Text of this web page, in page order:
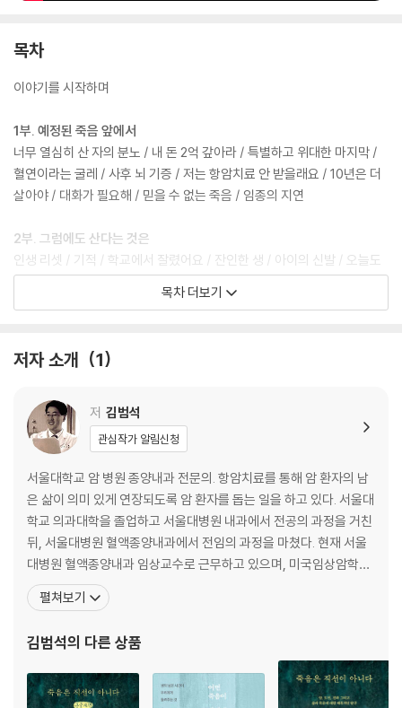
목차
이야기를 시작하며
1부. 예정된 죽음 앞에서
너무 열심히 산 자의 분노 / 내 돈 2억 갚아라 / 특별하고 위대한 마지막 /
혈연이라는 굴레 / 사후 뇌 기증 / 저는 항암치료 안 받을래요 / 10년은 더
살아야 / 대화가 필요해 / 믿을 수 없는 죽음 / 임종의 지연
2부. 그럼에도 산다는 것은
인생 리셋 / 기적 / 학교에서 잘렸어요 / 잔인한 생 / 아이의 신발 / 오늘도
공무원 시험을 준비합니다 / 요구트르 아저씨 / 말기 암 환자의 결혼 / 내
별과 별 사이: 600대 1의 관계 / 누군가를 이해한다는 것 / 눈을 마주치지
3월의 신부 / 윤리적인 인간 / 이기심과 이타심
4부. 생사의 경계에서
각자도생, 아는 사람을 찾아라 / 최선을 다하는 것이 최선이었을까 / 존엄
한 죽음을 위해서: 연명의료 결정법에 대하여 / 울 수 있는 권리 / 죽음을
기다리는 시간 / 마지막 뒷모습
이야기를 마치며
목차 더보기
저자 소개 1
저 김범석
관심작가 알림신청
서울대학교 암 병원 종양내과 전문의. 항암치료를 통해 암 환자의 남
은 삶이 의미 있게 연장되도록 암 환자를 돕는 일을 하고 있다. 서울대
학교 의과대학을 졸업하고 서울대병원 내과에서 전공의 과정을 거친
뒤, 서울대병원 혈액종양내과에서 전임의 과정을 마쳤다. 현재 서울
대병원 혈액종양내과 임상교수로 근무하고 있으며, 미국임상암학회,
미국암학회, 유럽종양내과학회, 대한항암요법연구회, 대한종양내과
학회 등 여러 학회 회원으로 활동하고 있다. 제3회 보령의사수필문학
다. 저서로는 《진료실에서 못다 한 항암치료 이야기》 《천국의 하
펼쳐보기
김범석의 다른 상품